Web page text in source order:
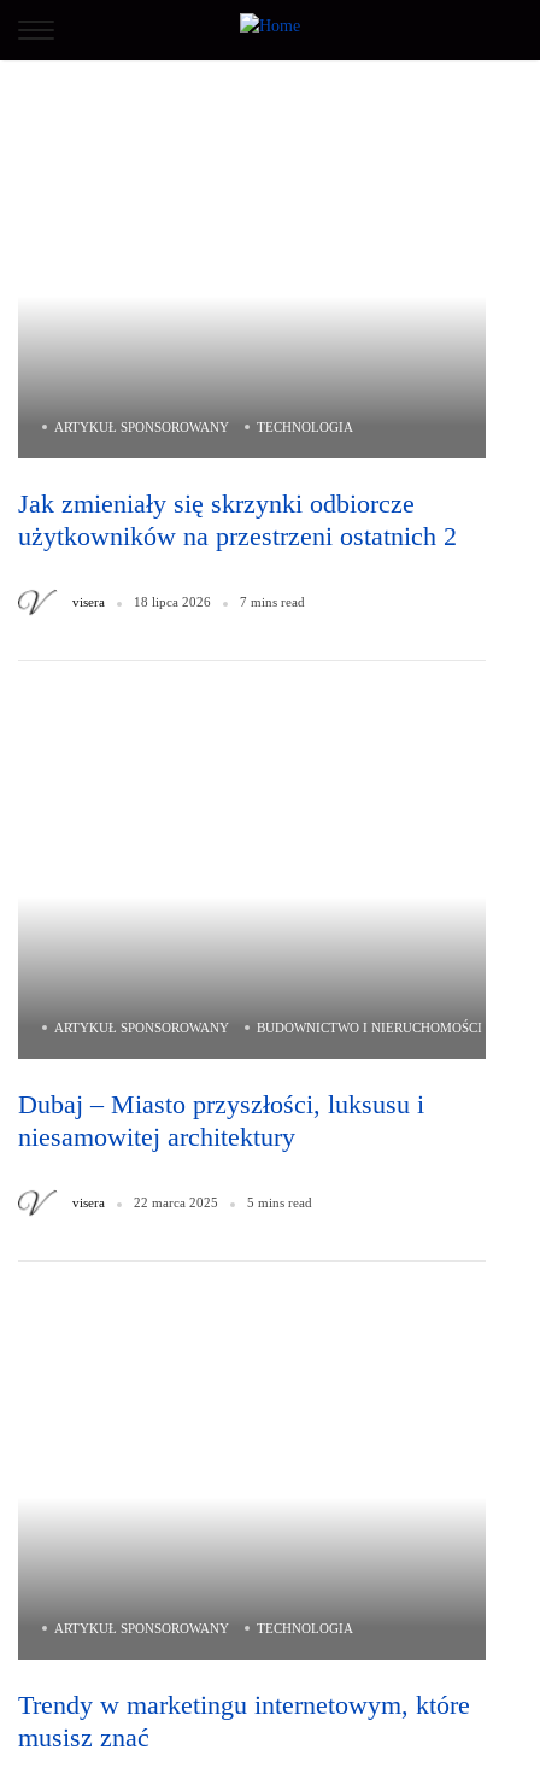
ARTYKUŁ SPONSOROWANY TECHNOLOGIA
Jak zmieniały się skrzynki odbiorcze
użytkowników na przestrzeni ostatnich 20
visera 18 lipca 2026 7 mins read
ARTYKUŁ SPONSOROWANY BUDOWNICTWO I NIERUCHOMOŚCI
Dubaj – Miasto przyszłości, luksusu i
niesamowitej architektury
visera 22 marca 2025 5 mins read
ARTYKUŁ SPONSOROWANY TECHNOLOGIA
Trendy w marketingu internetowym, które
musisz znać